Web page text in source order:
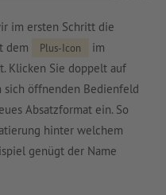
im ersten Schritt die
dem
Plus-Icon
im
Klicken Sie doppelt auf
sich öffnenden Bedienfeld
Absatzformat ein. So
hinter welchem
genügt der Name